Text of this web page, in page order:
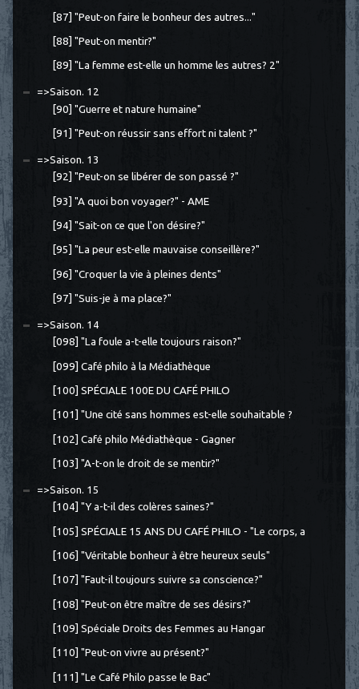
[87] "Peut-on faire le bonheur des autres..."
[88] "Peut-on mentir?"
[89] "La femme est-elle un homme les autres? 2"
=>Saison. 12
[90] "Guerre et nature humaine"
[91] "Peut-on réussir sans effort ni talent ?"
=>Saison. 13
[92] "Peut-on se libérer de son passé ?"
[93] "A quoi bon voyager?" - AME
[94] "Sait-on ce que l'on désire?"
[95] "La peur est-elle mauvaise conseillère?"
[96] "Croquer la vie à pleines dents"
[97] "Suis-je à ma place?"
=>Saison. 14
[098] "La foule a-t-elle toujours raison?"
[099] Café philo à la Médiathèque
[100] SPÉCIALE 100E DU CAFÉ PHILO
[101] "Une cité sans hommes est-elle souhaitable ?
[102] Café philo Médiathèque - Gagner
[103] "A-t-on le droit de se mentir?"
=>Saison. 15
[104] "Y a-t-il des colères saines?"
[105] SPÉCIALE 15 ANS DU CAFÉ PHILO - "Le corps, a
[106] "Véritable bonheur à être heureux seuls"
[107] "Faut-il toujours suivre sa conscience?"
[108] "Peut-on être maître de ses désirs?"
[109] Spéciale Droits des Femmes au Hangar
[110] "Peut-on vivre au présent?"
[111] "Le Café Philo passe le Bac"